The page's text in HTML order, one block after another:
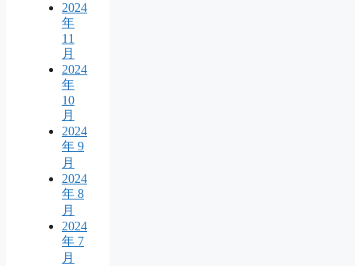
2024
年
11
月
2024
年
10
月
2024
年 9
月
2024
年 8
月
2024
年 7
月